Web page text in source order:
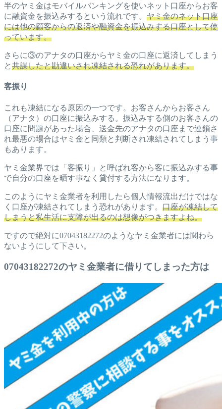
半のヤミ金はモバイルバンキングを使いネット口座からお客
に融資金を振込みするという流れです。 ヤミ金のネット口座
には他の顧客からの返済や融資金を振込みする口座として使
っています。
さらに③のアナタの口座からヤミ金の口座に返済してしまう
と共謀したと勘違いされ凍結される恐れがあります。
客振り
これも凍結になる原因の一つです。お客さんからお客さん
（アナタ）の口座に振込みする。振込みする側のお客さんの
口座に問題があった場合、送金先のアナタの口座まで連鎖さ
れ最悪の場合はヤミ金と同類と判断され凍結されてしまう事
もあります。
ヤミ金業界では「客振り」と呼ばれ客から客に振込みする事
で自分の口座を晒す事なく貸付する方法になります。
このようにヤミ金業者を利用したら個人情報流出だけではな
く口座が凍結されてしまう恐れがあります。 口座が凍結して
しまうと私生活に支障が出るのは想像がつきますよね。
ですので絶対に07043182272のようなヤミ金業者には関わら
ないようにして下さい。
07043182272のヤミ金業者に借りてしまった方は